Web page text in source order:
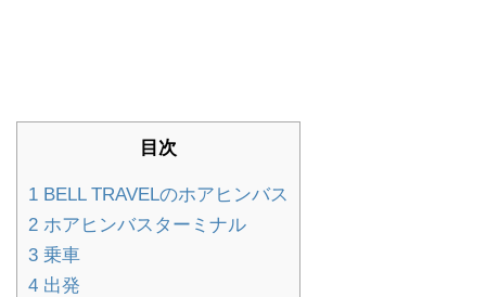
目次
1 BELL TRAVELのホアヒンバス
2 ホアヒンバスターミナル
3 乗車
4 出発